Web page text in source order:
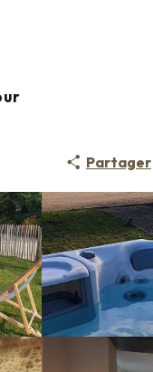
Partager